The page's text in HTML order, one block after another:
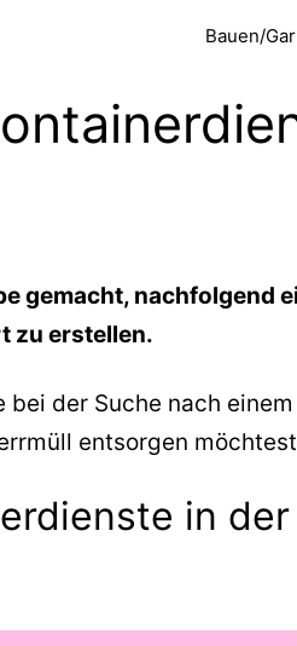
Bauen/
gemacht, nachfolgend
zu erstellen.
der Suche nach
entsorgen
in